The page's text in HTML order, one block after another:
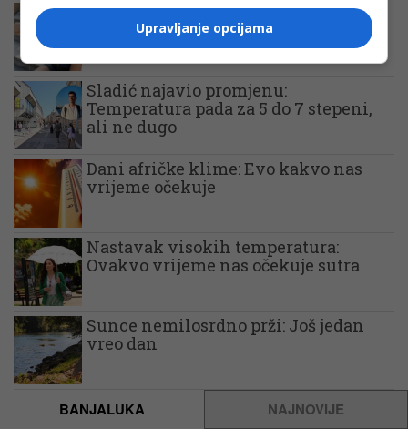
Toplotni talas puni ambulante u
Srpskoj: Sve više građana traži pomoć
zbog vrućina
Sladić najavio promjenu:
Temperatura pada za 5 do 7 stepeni,
ali ne dugo
Dani afričke klime: Evo kakvo nas
vrijeme očekuje
Nastavak visokih temperatura:
Ovakvo vrijeme nas očekuje sutra
Sunce nemilosrdno prži: Još jedan
vreo dan
BANJALUKA NAJNOVIJE
Upravljanje opcijama